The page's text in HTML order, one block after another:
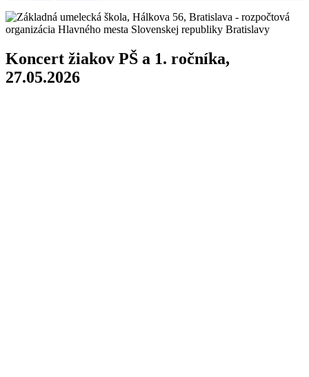
Koncert žiakov PŠ a 1. ročníka,
27.05.2026